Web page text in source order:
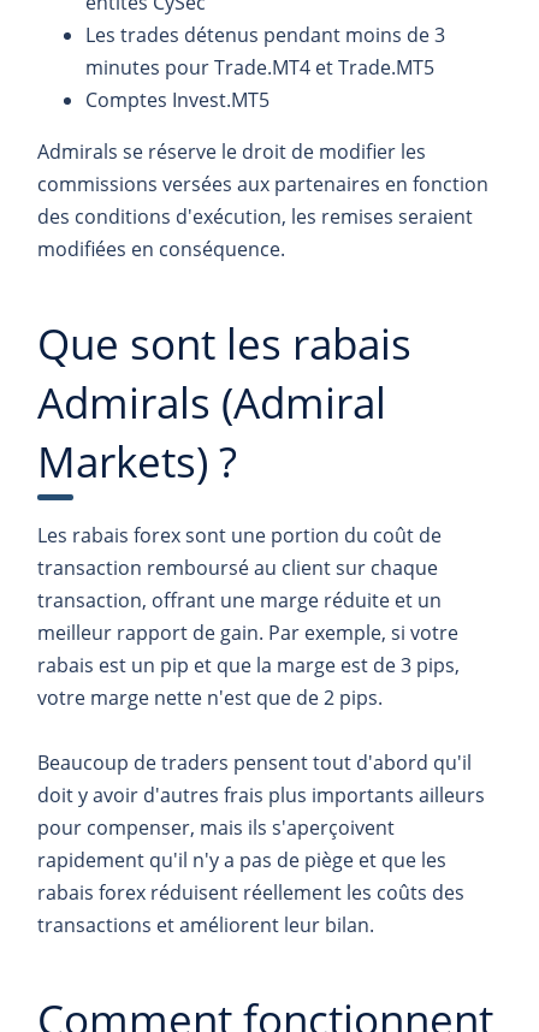
Les trades détenus pendant moins de 3
minutes pour Trade.MT4 et Trade.MT5
Comptes Invest.MT5
Admirals se réserve le droit de modifier les
commissions versées aux partenaires en fonction
des conditions d'exécution, les remises seraient
modifiées en conséquence.
Que sont les rabais
Admirals (Admiral
Markets) ?
Les rabais forex sont une portion du coût de
transaction remboursé au client sur chaque
transaction, offrant une marge réduite et un
meilleur rapport de gain. Par exemple, si votre
rabais est un pip et que la marge est de 3 pips,
votre marge nette n'est que de 2 pips.
Beaucoup de traders pensent tout d'abord qu'il
doit y avoir d'autres frais plus importants ailleurs
pour compenser, mais ils s'aperçoivent
rapidement qu'il n'y a pas de piège et que les
rabais forex réduisent réellement les coûts des
transactions et améliorent leur bilan.
Comment fonctionnent